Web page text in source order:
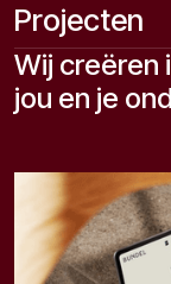
Projecten
Wij
jou en je